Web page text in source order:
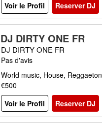
Voir le Profil
Reserver DJ
DJ DIRTY ONE FR
DJ DIRTY ONE FR
Pas d'avis
World music, House, Reggaeton
€500
Voir le Profil
Reserver DJ